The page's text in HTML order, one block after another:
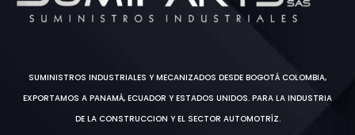
SUMINISTROS INDUSTRIALES Y MECANIZADOS DESDE BOGOTÁ COLOMBIA,
EXPORTAMOS A PANAMÁ, ECUADOR Y ESTADOS UNIDOS. PARA LA INDUSTRIA
DE LA CONSTRUCCION Y EL SECTOR AUTOMOTRÍZ.